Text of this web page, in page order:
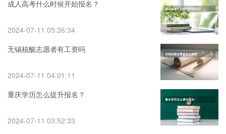
成人高考什么时候开始报名？
2024-07-11 05:36:34
无锡核酸志愿者有工资吗
2024-07-11 04:01:11
重庆学历怎么提升报名？
2024-07-11 03:52:33